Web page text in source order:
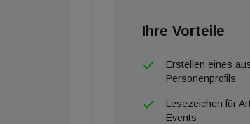
Ihre Vorteile
Erstellen eines
Personenprofils
Lesezeichen für
Events